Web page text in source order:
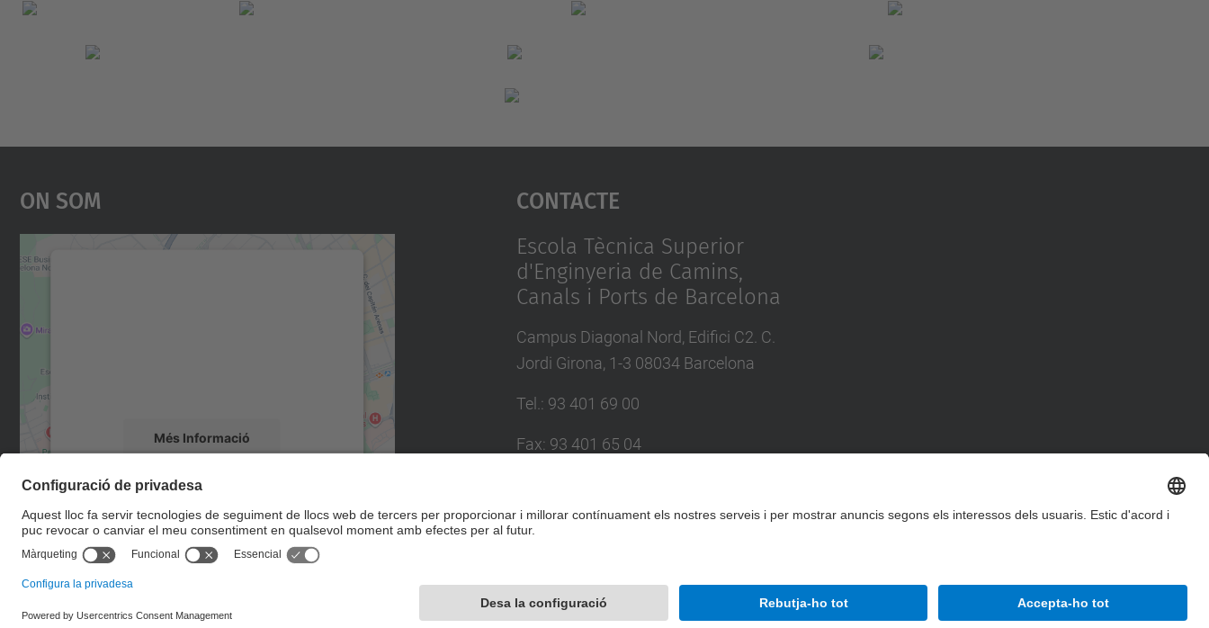
On Som
Més Informació
Accepta
powered byUsercentrics Consent
Management Platform
Contacte
Escola Tècnica Superior
d'Enginyeria de Camins,
Canals i Ports de Barcelona
Campus Diagonal Nord, Edifici C2. C.
Jordi Girona, 1-3 08034 Barcelona
Tel.: 93 401 69 00
Fax: 93 401 65 04
Formulari de contacte
© UPCEscola Tècnica Superior d'Enginyers de Camins, Canals i
Desenvolupat amb Mapa del lloc Accessibilitat Configuració de privadesa